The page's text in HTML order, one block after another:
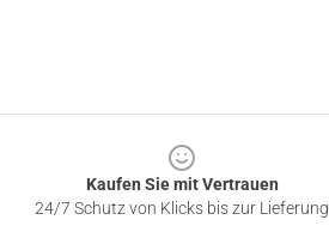
Kaufen Sie mit Vertrauen
24/7 Schutz von Klicks bis zur Lieferung